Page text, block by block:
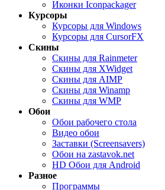
Иконки Iconpackager
Курсоры
Курсоры для Windows
Курсоры для CursorFX
Скины
Скины для Rainmeter
Скины для XWidget
Скины для AIMP
Скины для Winamp
Скины для WMP
Обои
Обои рабочего стола
Видео обои
Заставки (Screensavers)
Обои на zastavok.net
HD Обои для Android
Разное
Программы